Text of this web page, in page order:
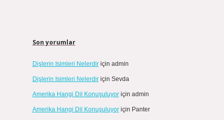
Son yorumlar
Dişlerin Isimleri Nelerdiriçin admin
Dişlerin Isimleri Nelerdiriçin Sevda
Amerika Hangi Dil Konuşuluyoriçin admin
Amerika Hangi Dil Konuşuluyoriçin Panter